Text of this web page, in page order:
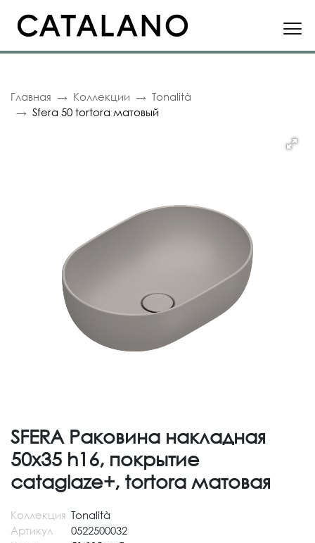
Главная Коллекции
Tonalità
Sfera 50 tortora матовый
SFERA Раковина накладная
50х35 h16, покрытие
cataglaze+, tortora матовая
Коллекция Tonalità
Артикул
0522500032